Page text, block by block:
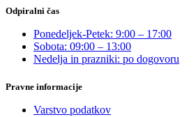
Odpiralni čas
Ponedeljek-Petek: 9:00 – 17:00
Sobota: 09:00 – 13:00
Nedelja in prazniki: po dogovoru
Pravne informacije
Varstvo podatkov